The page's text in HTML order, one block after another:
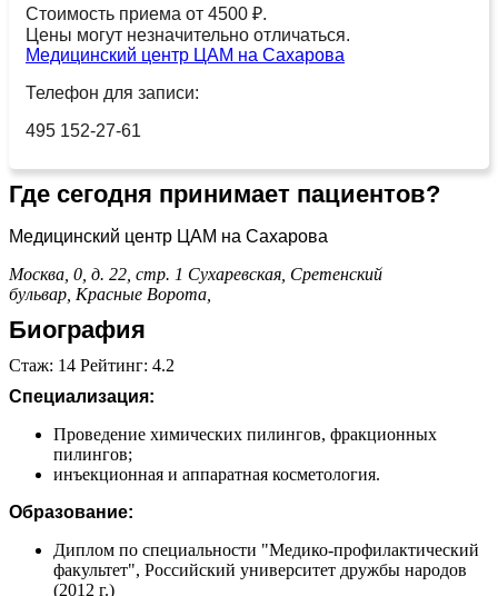
Стоимость приема от 4500 ₽.
Цены могут незначительно отличаться.
Медицинский центр ЦАМ на Сахарова
Телефон для записи:
495 152-27-61
Где сегодня принимает пациентов?
Медицинский центр ЦАМ на Сахарова
Москва, 0, д. 22, стр. 1 Сухаревская, Сретенский
бульвар, Красные Ворота,
Биография
Стаж: 14 Рейтинг: 4.2
Специализация:
Проведение химических пилингов, фракционных
пилингов;
инъекционная и аппаратная косметология.
Образование:
Диплом по специальности "Медико-профилактический
факультет", Российский университет дружбы народов
(2012 г.)